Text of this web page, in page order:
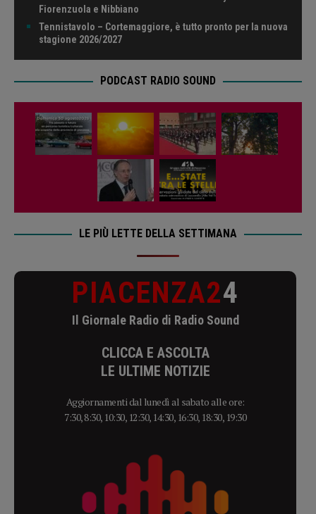
Fiorenzuola e Nibbiano
Tennistavolo – Cortemaggiore, è tutto pronto per la nuova
stagione 2026/2027
PODCAST RADIO SOUND
LE PIÙ LETTE DELLA SETTIMANA
PIACENZA24
Il Giornale Radio di Radio Sound
CLICCA E ASCOLTA
LE ULTIME NOTIZIE
Aggiornamenti dal lunedì al sabato alle ore:
7:30, 8:30, 10:30, 12:30, 14:30, 16:30, 18:30, 19:30